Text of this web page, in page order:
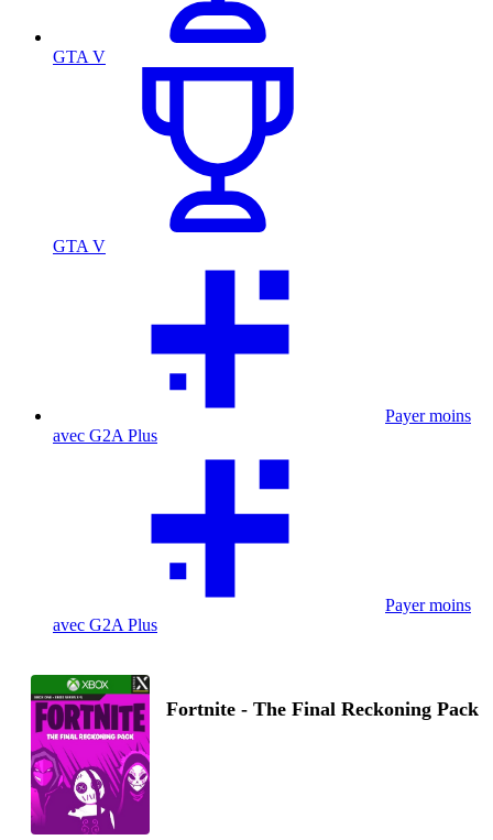
GTA V
GTA V
Payer moins
avec G2A Plus
Payer moins
avec G2A Plus
Fortnite - The Final Reckoning Pack